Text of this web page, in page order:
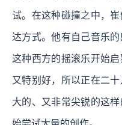
试。在这种碰撞之中，
达方式。他有自己音乐
这种西方的摇滚乐开始
又特别好，所以正在二
大的、又非常尖锐的这